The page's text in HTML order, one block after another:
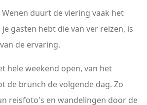
duurt de viering vaak het
gasten hebt die van ver reizen, is
de ervaring.
hele weekend open, van het
de brunch de volgende dag. Zo
reisfoto's en wandelingen door de